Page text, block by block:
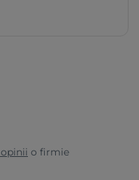
opinii o firmie